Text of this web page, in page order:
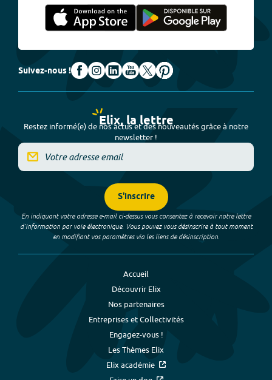
Suivez-nous !
Elix, la lettre
Restez informé(e) de nos actus et des nouveautés grâce à notre
newsletter !
S'inscrire
En indiquant votre adresse e-mail ci-dessus vous consentez à recevoir notre lettre
d’information par voie électronique. Vous pouvez vous désinscrire à tout moment
en modifiant vos paramètres via les liens de désinscription.
Accueil
Découvrir Elix
Nos partenaires
Entreprises et Collectivités
Engagez-vous !
Les Thèmes Elix
Elix académie